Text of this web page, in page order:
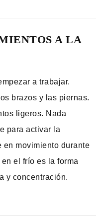
A LA
a trabajar.
brazos y las piernas.
ligeros. Nada
para activar la
en movimiento durante
el frío es la forma
y concentración.